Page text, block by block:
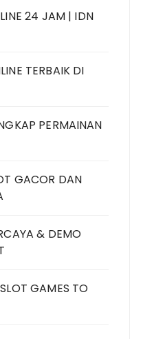
24 JAM | IDN
TERBAIK DI
PERMAINAN
GACOR DAN
& DEMO
GAMES TO